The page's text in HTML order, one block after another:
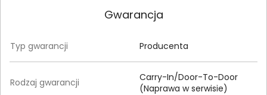
Gwarancja
Typ gwarancji Producenta
Rodzaj gwarancji
Carry-In/Door-To-Door
(Naprawa w serwisie)